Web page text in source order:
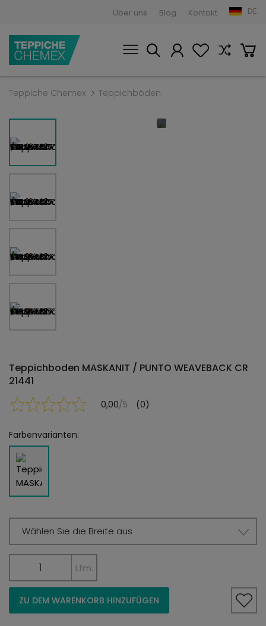
Über uns Blog Kontakt DE
Teppiche Chemex Teppichböden
Teppichboden MASKANIT / PUNTO WEAVEBACK CR
21441
0,00/5 (0)
Farbenvarianten:
Wählen Sie die Breite aus
Lfm.
ZU DEM WARENKORB HINZUFÜGEN